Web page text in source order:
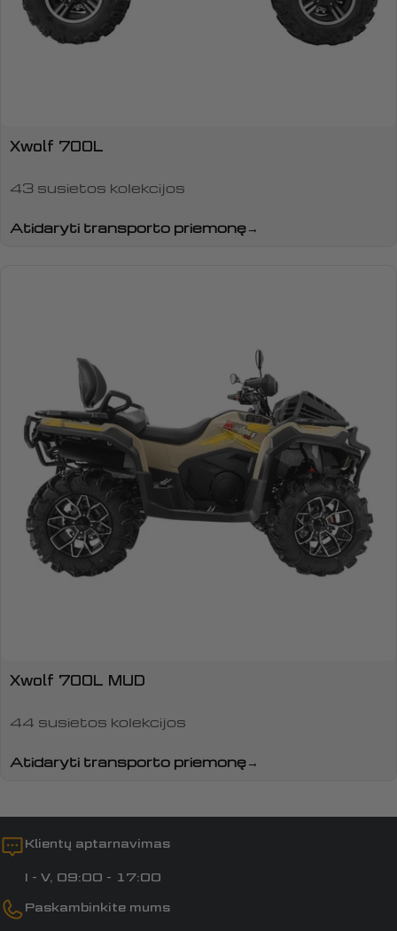
Xwolf 700L
43 susietos kolekcijos
Atidaryti transporto priemonę
Xwolf 700L MUD
44 susietos kolekcijos
Atidaryti transporto priemonę
Klientų aptarnavimas
I - V, 09:00 - 17:00
Paskambinkite mums